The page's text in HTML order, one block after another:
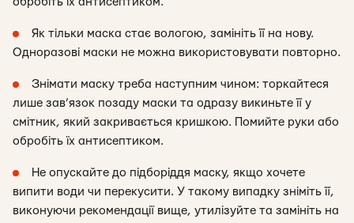
Як тільки маска стає вологою, замініть її на нову.
Одноразові маски не можна використовувати повторно.
Знімати маску треба наступним чином: торкайтеся
лише зав’язок позаду маски та одразу викиньте її у
смітник, який закривається кришкою. Помийте руки або
обробіть їх антисептиком.
Не опускайте до підборіддя маску, якщо хочете
випити води чи перекусити. У такому випадку зніміть її,
виконуючи рекомендації вище, утилізуйте та замініть на